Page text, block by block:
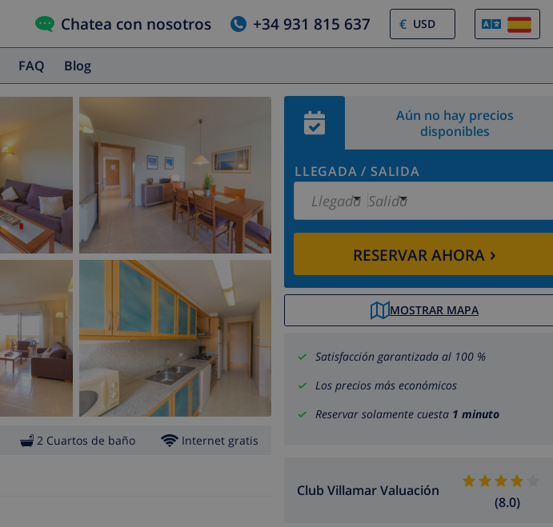
Chatea con nosotros +34 931 815 637 €
FAQ Blog
Aún no hay precios
disponibles
LLEGADA / SALIDA
Llegada Salida
RESERVAR AHORA ›
MOSTRAR MAPA
Satisfacción garantizada al 100 %
Los precios más económicos
Reservar solamente cuesta 1 minuto
Club Villamar Valuación
(8.0)
2 Cuartos de baño Internet gratis